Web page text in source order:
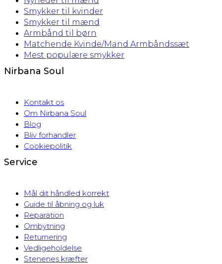
Smykker til kvinder
Smykker til mænd
Armbånd til børn
Matchende Kvinde/Mand Armbåndssæt
Mest populære smykker
Nirbana Soul
Kontakt os
Om Nirbana Soul
Blog
Bliv forhandler
Cookiepolitik
Service
Mål dit håndled korrekt
Guide til åbning og luk
Reparation
Ombytning
Returnering
Vedligeholdelse
Stenenes kræfter